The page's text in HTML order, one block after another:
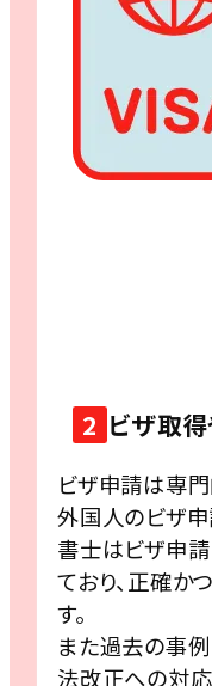
2 ビザ取
ビザ申請は専
外国人のビザ
書士はビザ申
ており、正確か
す。
また過去の事
法改正への対